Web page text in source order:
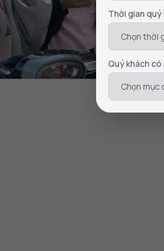
Thời gian quý
Quý khách có